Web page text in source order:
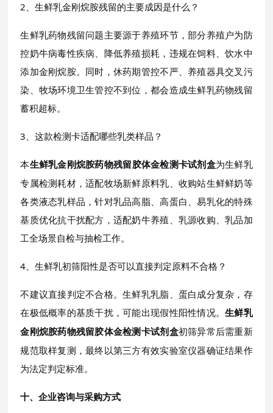
2、生鲜乳金刚烷胺残留的主要成因是什么？
生鲜乳药物残留问题主要源于养殖环节，部分养殖户为防
控奶牛病毒性疾病、降低养殖损耗，违规在饲料、饮水中
添加金刚烷胺。同时，休药期管控不严、养殖器具交叉污
染、牧场环境卫生管控不到位，都会造成生鲜乳药物残留
蓄积超标。
3、这款检测卡适配哪些乳类样品？
本生鲜乳金刚烷胺药物残留胶体金检测卡试剂盒为生鲜乳
专属检测耗材，适配牧场新鲜原料乳、收购站生鲜鲜奶等
各类液态乳样品，针对乳品高脂、高蛋白、易乳化的特殊
基质优化抗干扰配方，适配奶牛养殖、乳源收购、乳品加
工全场景自检与抽检工作。
4、生鲜乳初筛阳性是否可以直接判定原料不合格？
不建议直接判定不合格。生鲜乳乳脂、蛋白成分复杂，存
在极低概率的基质干扰，可能出现假性阳性情况。生鲜乳
金刚烷胺药物残留胶体金检测卡试剂盒初筛异常后需重新
规范取样复测，最终以第三方有效实验室仪器确证结果作
为法定判定标准。
十、企业咨询与采购方式